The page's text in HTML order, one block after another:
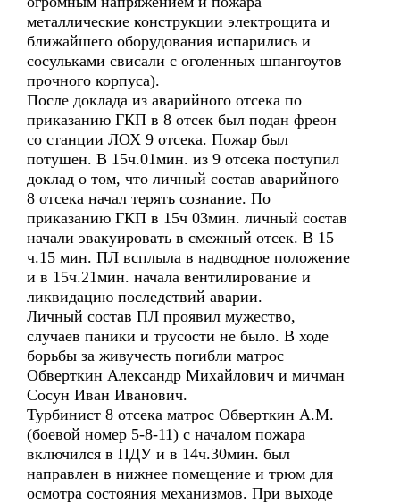
металлические конструкции электрощита и
ближайшего оборудования испарились и
сосульками свисали с оголенных шпангоутов
прочного корпуса).
После доклада из аварийного отсека по
приказанию ГКП в 8 отсек был подан фреон
со станции ЛОХ 9 отсека. Пожар был
потушен. В 15ч.01мин. из 9 отсека поступил
доклад о том, что личный состав аварийного
8 отсека начал терять сознание. По
приказанию ГКП в 15ч 03мин. личный состав
начали эвакуировать в смежный отсек. В 15
ч.15 мин. ПЛ всплыла в надводное положение
и в 15ч.21мин. начала вентилирование и
ликвидацию последствий аварии.
Личный состав ПЛ проявил мужество,
случаев паники и трусости не было. В ходе
борьбы за живучесть погибли матрос
Обверткин Александр Михайлович и мичман
Сосун Иван Иванович.
Турбинист 8 отсека матрос Обверткин А.М.
(боевой номер 5-8-11) с началом пожара
включился в ПДУ и в 14ч.30мин. был
направлен в нижнее помещение и трюм для
осмотра состояния механизмов. При выходе